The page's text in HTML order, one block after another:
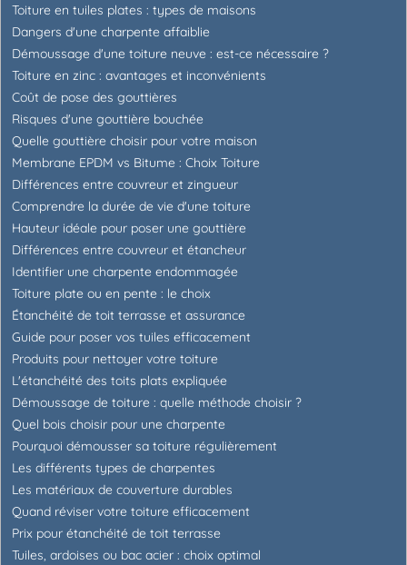
Toiture en tuiles plates : types de maisons
Dangers d'une charpente affaiblie
Démoussage d'une toiture neuve : est-ce nécessaire ?
Toiture en zinc : avantages et inconvénients
Coût de pose des gouttières
Risques d'une gouttière bouchée
Quelle gouttière choisir pour votre maison
Membrane EPDM vs Bitume : Choix Toiture
Différences entre couvreur et zingueur
Comprendre la durée de vie d'une toiture
Hauteur idéale pour poser une gouttière
Différences entre couvreur et étancheur
Identifier une charpente endommagée
Toiture plate ou en pente : le choix
Étanchéité de toit terrasse et assurance
Guide pour poser vos tuiles efficacement
Produits pour nettoyer votre toiture
L'étanchéité des toits plats expliquée
Démoussage de toiture : quelle méthode choisir ?
Quel bois choisir pour une charpente
Pourquoi démousser sa toiture régulièrement
Les différents types de charpentes
Les matériaux de couverture durables
Quand réviser votre toiture efficacement
Prix pour étanchéité de toit terrasse
Tuiles, ardoises ou bac acier : choix optimal